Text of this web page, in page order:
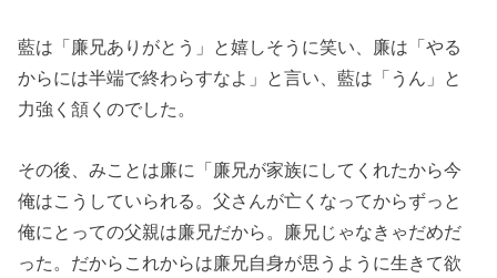
藍は「廉兄ありがとう」と嬉しそうに笑い、廉は「やる
からには半端で終わらすなよ」と言い、藍は「うん」と
力強く頷くのでした。
その後、みことは廉に「廉兄が家族にしてくれたから今
俺はこうしていられる。父さんが亡くなってからずっと
俺にとっての父親は廉兄だから。廉兄じゃなきゃだめだ
った。だからこれからは廉兄自身が思うように生きて欲